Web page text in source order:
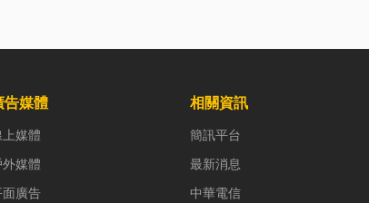
告媒體
媒體
外媒體
廣告
相關資訊
簡訊平台
最新消息
中華電信